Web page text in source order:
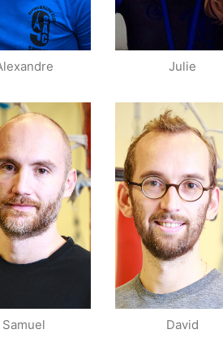
IDF
Assaut
Paris
Assaut
Samuel
Julie
Champion de
Paris Assaut
David